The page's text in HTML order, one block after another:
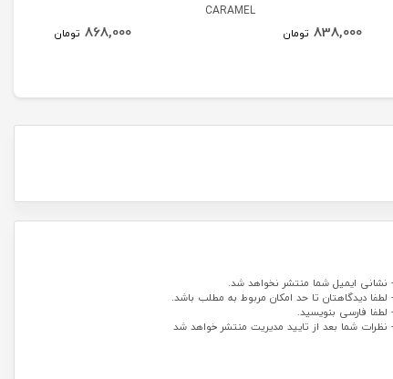
838,000 تومان
CARAMEL
868,000 تومان
- نشانی ایمیل شما منتشر نخواهد شد.
- لطفا دیدگاهتان تا حد امکان مربوط به مطلب باشد.
- لطفا فارسی بنویسید.
- نظرات شما بعد از تایید مدیریت منتشر خواهد شد